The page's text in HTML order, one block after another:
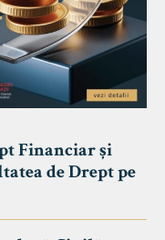
Financiar și
de Drept pe